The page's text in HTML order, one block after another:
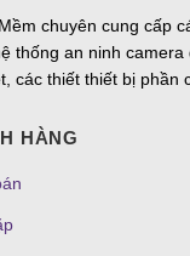
chuyên cung cấp
thống an ninh
các thiết thiết bị phần
HÀNG